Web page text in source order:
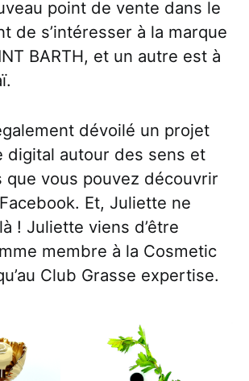
point de vente dans le
de s’intéresser à la marque
BARTH, et un autre est à
dévoilé un projet
digital autour des sens et
que vous pouvez découvrir
Et, Juliette ne
! Juliette viens d’être
membre à la Cosmetic
Club Grasse expertise.